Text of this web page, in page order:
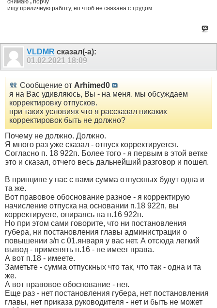
снимаю , порчу
ищу приличную работу, но чтоб не связана с трудом
VLDMR сказал(-а):
01.02.2021 18:09
Сообщение от Arhimed0
я на Вас удивляюсь, Вы - на меня. мы обсуждаем
корректировку отпусков.
при таких условиях что я рассказал никаких
корректировок быть не должно?
Почему не должно. Должно.
Я много раз уже сказал - отпуск корректируется.
Согласно п. 18 922п. Более того - я первым в этой ветке
это и сказал, отчего весь дальнейший разговор и пошел.
В принципе у нас с вами сумма отпускных будут одна и
та же.
Вот правовое обоснование разное - я корректирую
начисление отпуска на основании п.18 922п, вы
корректируете, опираясь на п.16 922п.
Но при этом сами говорите, что ни постановления
губера, ни постановления главы администрации о
повышении з/п с 01.января у вас нет. А отсюда легкий
вывод - применять п.16 - не имеет права.
А вот п.18 - имеете.
Заметьте - сумма отпускных что так, что так - одна и та
же.
А вот правовое обоснование - нет.
Еще раз - нет постановления губера, нет постановления
главы, нет приказа руководителя - нет и быть не может